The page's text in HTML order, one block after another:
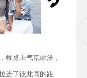
餐桌上气氛融洽，
进了彼此间的距